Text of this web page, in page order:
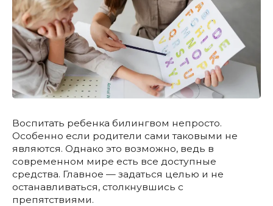
Воспитать ребенка билингвом непросто.
Особенно если родители сами таковыми не
являются. Однако это возможно, ведь в
современном мире есть все доступные
средства. Главное — задаться целью и не
останавливаться, столкнувшись с
препятствиями.